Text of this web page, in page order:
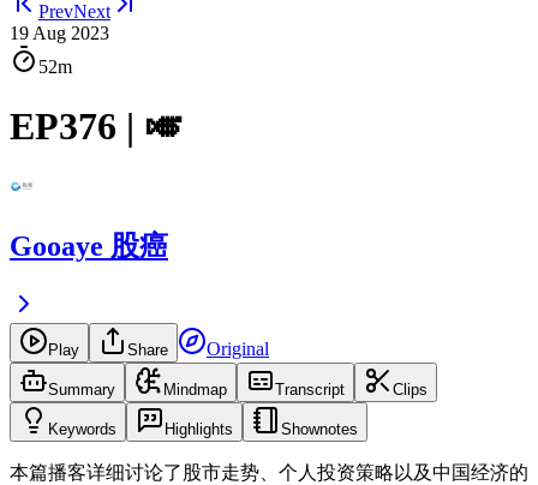
PrevNext
19 Aug 2023
52m
EP376 | 🎺
Gooaye 股癌
Play Share Original
Summary Mindmap Transcript Clips
Keywords Highlights Shownotes
本篇播客详细讨论了股市走势、个人投资策略以及中国经济的